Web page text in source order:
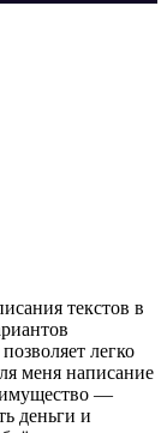
текстов в
легко
меня написание
—
деньги и